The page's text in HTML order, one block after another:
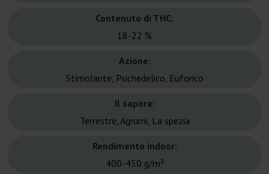
Contenuto di THC:
18-22 %
Azione:
Stimolante, Psichedelico, Euforico
Il sapore:
Terrestre, Agrumi, La spezia
Rendimento indoor:
400-450 g/m²